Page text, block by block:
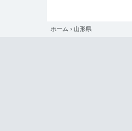
ホーム › 山形県